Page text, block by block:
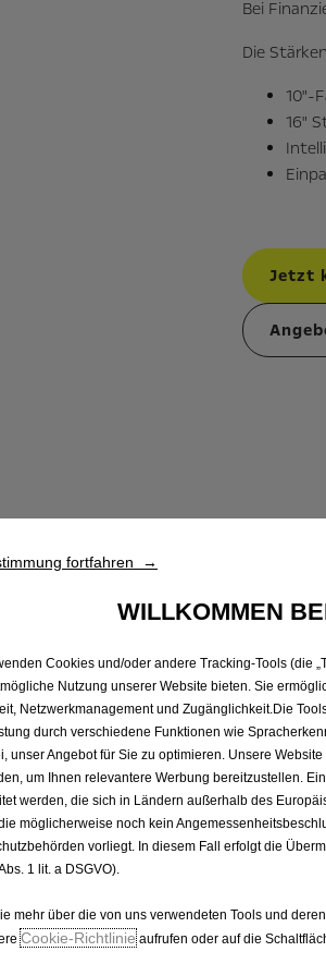
Bei
Die
10"-
16"
Jetzt
und LED-Blinker
fortfahren →
WILLKOMMEN
Cookies und/oder andere Tracking-Tools (die
Nutzung unserer Website bieten. Sie
Netzwerkmanagement und Zugänglichkeit.Die
durch verschiedene Funktionen wie
unser Angebot für Sie zu optimieren. Unsere
um Ihnen relevantere Werbung bereitzustellen.
werden, die sich in Ländern außerhalb des
möglicherweise noch kein
vorliegt. In diesem Fall erfolgt die
1 lit. a DSGVO).
mehr über die von uns verwendeten Tools und
Cookie‑Richtlinieaufrufen oder auf die